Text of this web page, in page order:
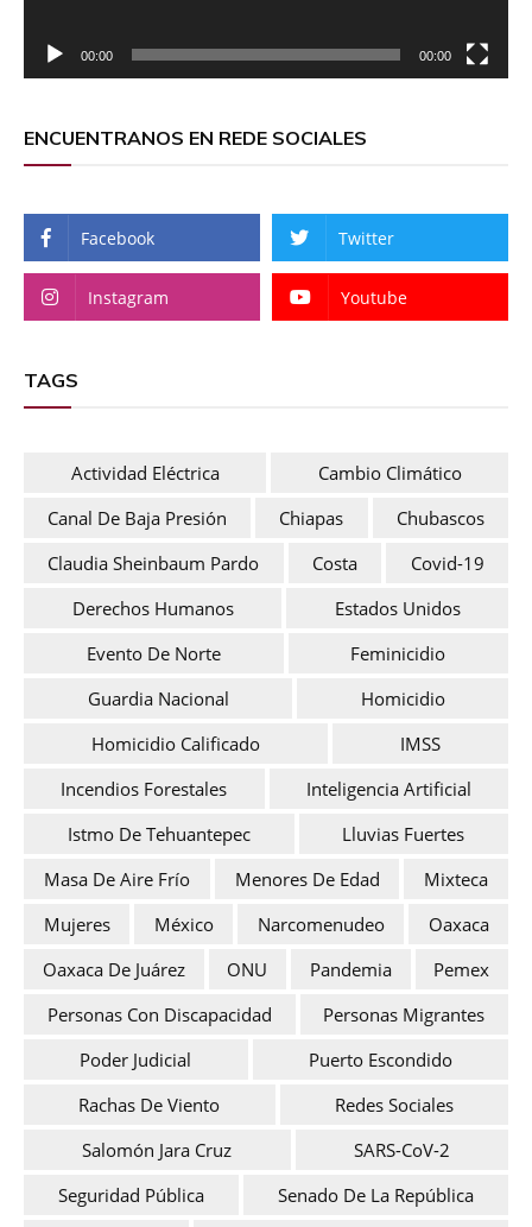
00:00 00:00
ENCUENTRANOS EN REDE SOCIALES
Facebook Twitter
Instagram Youtube
TAGS
Actividad Eléctrica
Cambio Climático
Canal De Baja Presión
Chiapas
Chubascos
Claudia Sheinbaum Pardo
Costa
Covid-19
Derechos Humanos
Estados Unidos
Evento De Norte
Feminicidio
Guardia Nacional
Homicidio
Homicidio Calificado
IMSS
Incendios Forestales
Inteligencia Artificial
Istmo De Tehuantepec
Lluvias Fuertes
Masa De Aire Frío
Menores De Edad
Mixteca
Mujeres
México Narcomenudeo
Oaxaca
Oaxaca De Juárez
ONU Pandemia
Pemex
Personas Con Discapacidad
Personas Migrantes
Poder Judicial
Puerto Escondido
Rachas De Viento
Redes Sociales
Salomón Jara Cruz
SARS-CoV-2
Seguridad Pública
Senado De La República